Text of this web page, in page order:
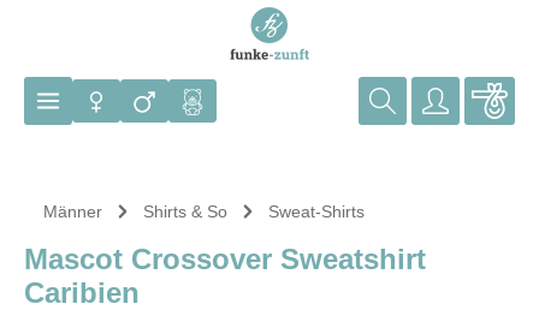
Männer Shirts & So Sweat-Shirts
Mascot Crossover Sweatshirt
Caribien